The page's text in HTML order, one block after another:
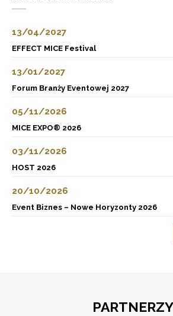
13/04/2027
EFFECT MICE Festival
13/01/2027
Forum Branży Eventowej 2027
05/11/2026
MICE EXPO® 2026
03/11/2026
HOST 2026
20/10/2026
Event Biznes – Nowe Horyzonty 2026
PARTNERZY